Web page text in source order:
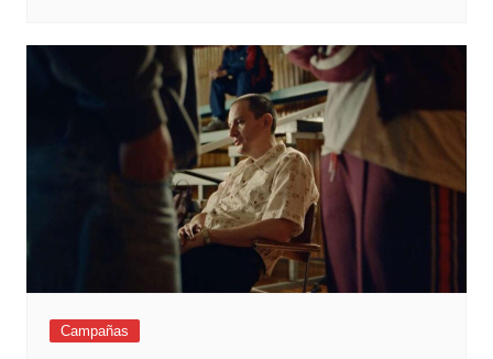
Campañas